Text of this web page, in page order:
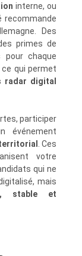
interne, ou
recommande
Des
primes de
chaque
qui permet
radar digital
participer
événement
. Ces
votre
qui ne
mais
stable et